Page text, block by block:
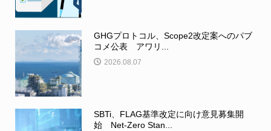
GHGプロトコル、Scope2改定案へのパブ
コメ公表 アワリ...
2026.08.07
SBTi、FLAG基準改定に向け意見募集開
始 Net-Zero Stan...